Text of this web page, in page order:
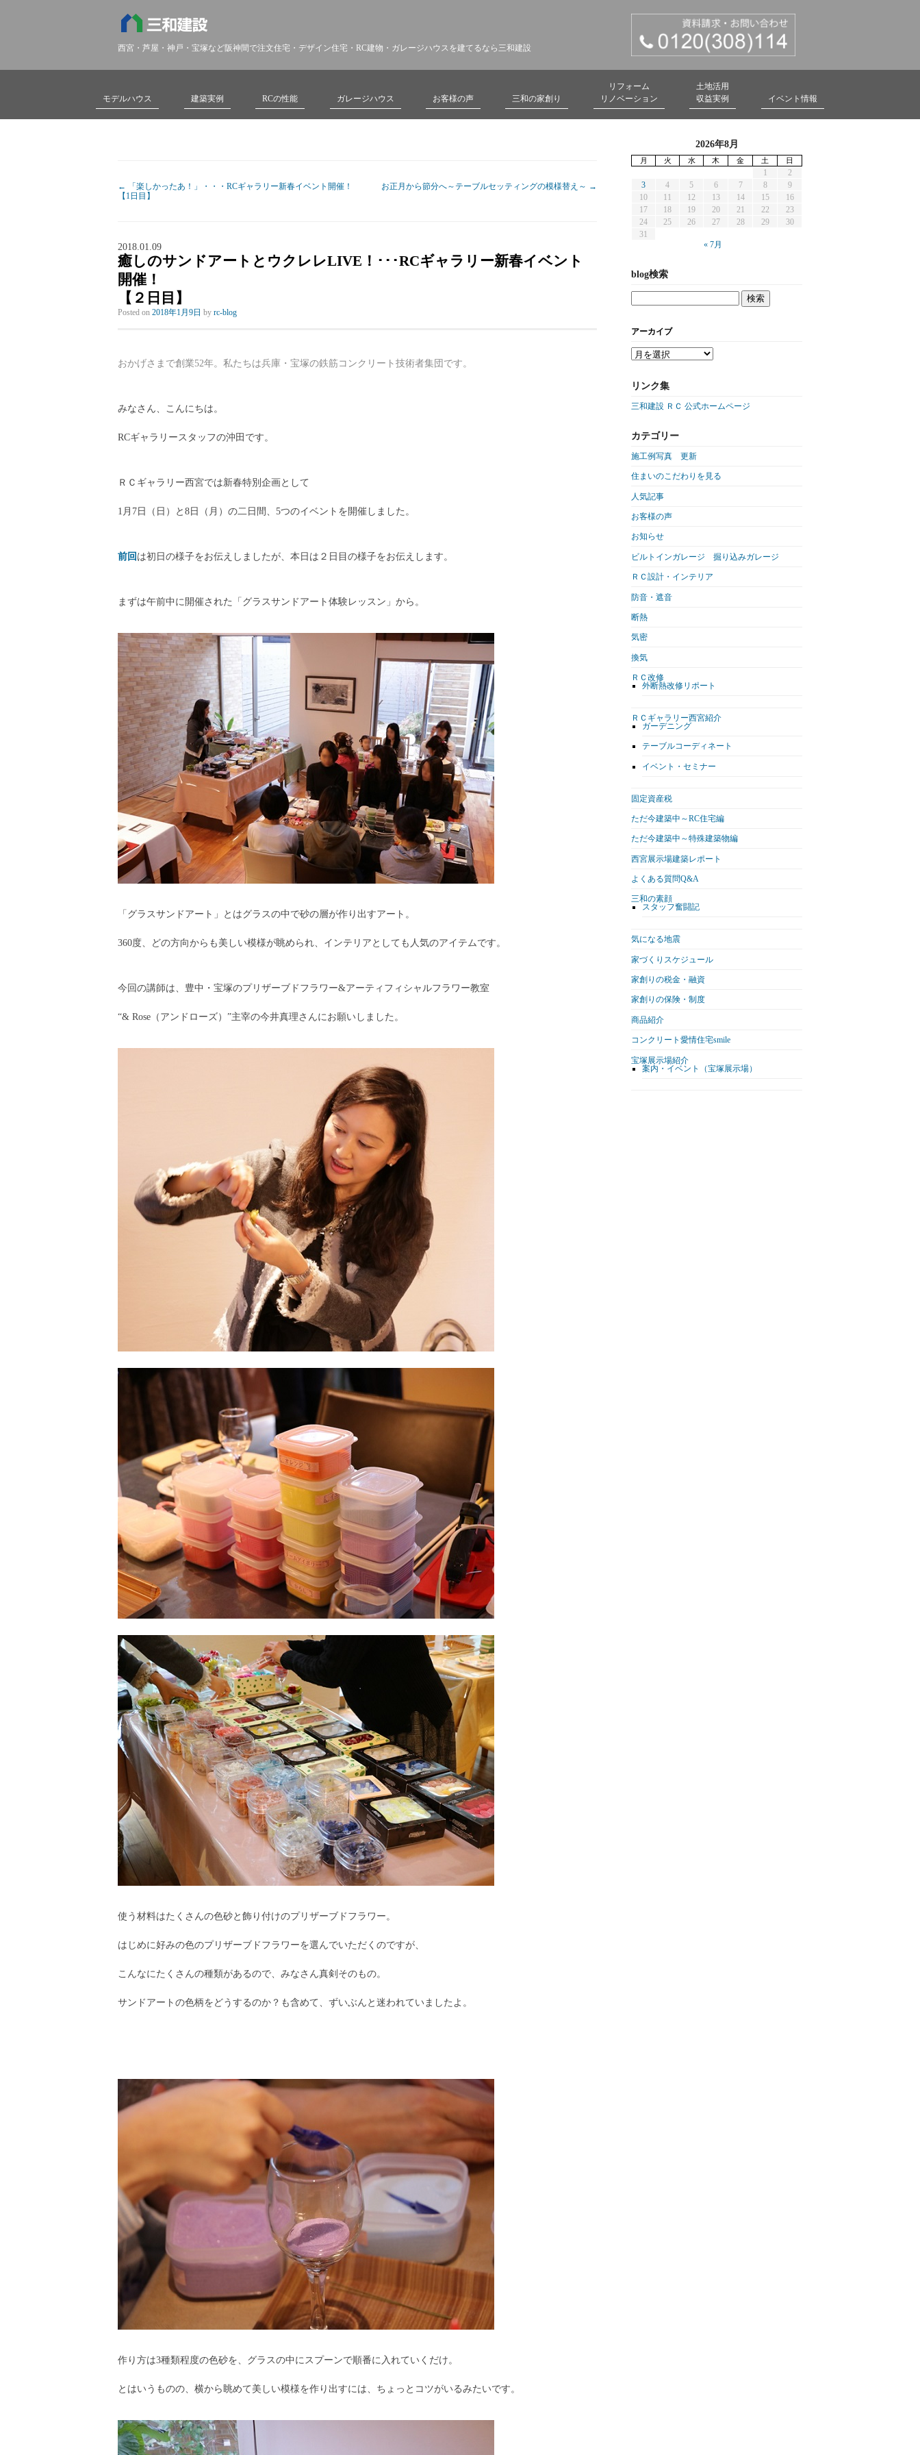
西宮・芦屋・神戸・宝塚など阪神間で注文住宅・デザイン住宅・RC建物・ガレージハウスを建てるなら三和建設
モデルハウス 建築実例 RCの性能 ガレージハウス お客様の声 三和の家創り
リフォーム
リノベーション
土地活用
収益実例
イベント情報
←
「楽しかったあ！」・・・RCギャラリー新春イベント開催！
【1日目】
お正月から節分へ～テーブルセッティングの模様替え～ →
2018.01.09
癒しのサンドアートとウクレレLIVE！･･･RCギャラリー新春イベント
開催！
【２日目】
Posted on 2018年1月9日 by rc-blog
おかげさまで創業52年。私たちは兵庫・宝塚の鉄筋コンクリート技術者集団です。
みなさん、こんにちは。
RCギャラリースタッフの沖田です。
ＲＣギャラリー西宮では新春特別企画として
1月7日（日）と8日（月）の二日間、5つのイベントを開催しました。
前回 は初日の様子をお伝えしましたが、本日は２日目の様子をお伝えします。
まずは午前中に開催された「グラスサンドアート体験レッスン」から。
「グラスサンドアート」とはグラスの中で砂の層が作り出すアート。
360度、どの方向からも美しい模様が眺められ、インテリアとしても人気のアイテムです。
今回の講師は、豊中・宝塚のプリザーブドフラワー&アーティフィシャルフラワー教室
“& Rose（アンドローズ）”主宰の今井真理さんにお願いしました。
使う材料はたくさんの色砂と飾り付けのプリザーブドフラワー。
はじめに好みの色のプリザーブドフラワーを選んでいただくのですが、
こんなにたくさんの種類があるので、みなさん真剣そのもの。
サンドアートの色柄をどうするのか？も含めて、ずいぶんと迷われていましたよ。
作り方は3種類程度の色砂を、グラスの中にスプーンで順番に入れていくだけ。
とはいうものの、横から眺めて美しい模様を作り出すには、ちょっとコツがいるみたいです。
2026年8月
月 火 水 木 金 土 日
1
2
3
4 5 6 7 8
9
10
11 12 13 14 15
16
17
18 19 20 21 22
23
24
25 26 27 28 29
30
31
« 7月
blog検索
アーカイブ
リンク集
三和建設 ＲＣ 公式ホームページ
カテゴリー
施工例写真 更新
住まいのこだわりを見る
人気記事
お客様の声
お知らせ
ビルトインガレージ 掘り込みガレージ
ＲＣ設計・インテリア
防音・遮音
断熱
気密
換気
ＲＣ改修
外断熱改修リポート
ＲＣギャラリー西宮紹介
ガーデニング
テーブルコーディネート
イベント・セミナー
固定資産税
ただ今建築中～RC住宅編
ただ今建築中～特殊建築物編
西宮展示場建築レポート
よくある質問Q&A
三和の素顔
スタッフ奮闘記
気になる地震
家づくりスケジュール
家創りの税金・融資
家創りの保険・制度
商品紹介
コンクリート愛情住宅smile
宝塚展示場紹介
案内・イベント（宝塚展示場）